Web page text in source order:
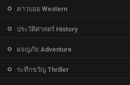
คาวบอย Western
ประวัติศาสตร์ History
ผจญภัย Adventure
ระทึกขวัญ Thriller